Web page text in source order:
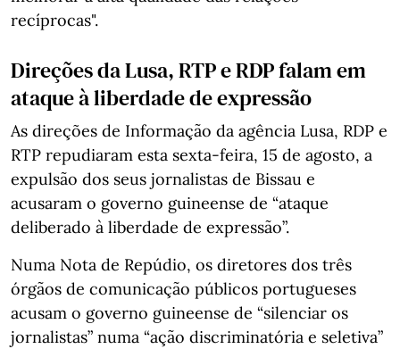
recíprocas".
Direções da Lusa, RTP e RDP falam em
ataque à liberdade de expressão
As direções de Informação da agência Lusa, RDP e
RTP repudiaram esta sexta-feira, 15 de agosto, a
expulsão dos seus jornalistas de Bissau e
acusaram o governo guineense de “ataque
deliberado à liberdade de expressão”.
Numa Nota de Repúdio, os diretores dos três
órgãos de comunicação públicos portugueses
acusam o governo guineense de “silenciar os
jornalistas” numa “ação discriminatória e seletiva”